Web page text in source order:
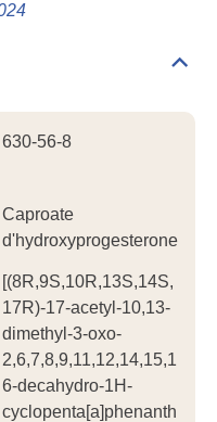
630-56-8
Caproate
d'hydroxyprogesterone
[(8R,9S,10R,13S,14S,
17R)-17-acetyl-10,13-
dimethyl-3-oxo-
2,6,7,8,9,11,12,14,15,1
6-decahydro-1H-
cyclopenta[a]phenanth